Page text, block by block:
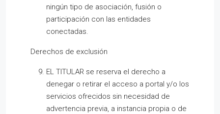
ningún tipo de asociación, fusión o
participación con las entidades
conectadas.
Derechos de exclusión
EL TITULAR se reserva el derecho a
denegar o retirar el acceso a portal y/o los
servicios ofrecidos sin necesidad de
advertencia previa, a instancia propia o de